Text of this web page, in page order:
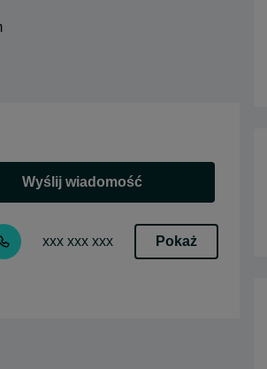
Wyślij wiadomość
xxx xxx xxx Pokaż